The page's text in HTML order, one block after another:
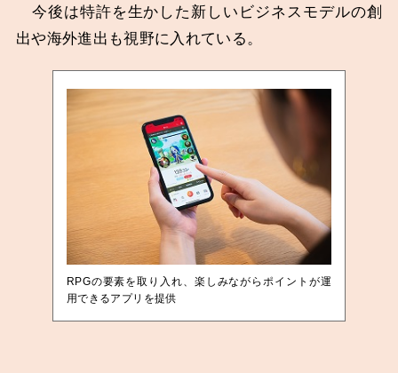
今後は特許を生かした新しいビジネスモデルの創
出や海外進出も視野に入れている。
RPGの要素を取り入れ、楽しみながらポイントが運
用できるアプリを提供